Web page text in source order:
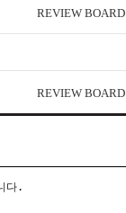
REVIEW BOARD
REVIEW BOARD
다.